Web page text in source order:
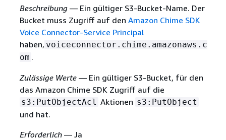
Beschreibung— Ein gültiger S3-Bucket-Name. Der
Bucket muss Zugriff auf den Amazon Chime SDK
Voice Connector-Service Principal
haben, voiceconnector.chime.amazonaws.c
om .
Zulässige Werte— Ein gültiger S3-Bucket, für den
das Amazon Chime SDK Zugriff auf die
s3:PutObjectAcl Aktionen s3:PutObject
und hat.
Erforderlich— Ja